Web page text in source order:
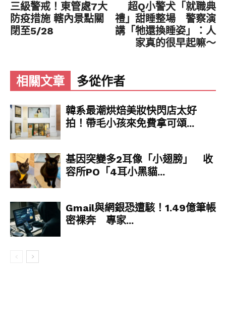
▼Nes Chedtragull表示，超重的那段時間，他的
等。他下定決心減肥，從2019年8月開始進行塑身
計畫。以前他很愛吃糖果、炸物、泰國甜食、泰式
奶茶，開始塑身後全部戒掉，而且嚴格管控每一餐
三級警戒！東管處7大
防疫措施 轄內景點關
閉至5/28
超Q小警犬「就職典
禮」甜睡整場 警察演
講「牠還換睡姿」：人
家真的很早起嘛～
相關文章 多從作者
韓系最潮烘焙美妝快閃店太好
拍！帶毛小孩來免費拿可頌...
基因突變多2耳像「小翅膀」 收
容所PO「4耳小黑貓...
Gmail與網銀恐遭駭！1.49億筆帳
密裸奔 專家...